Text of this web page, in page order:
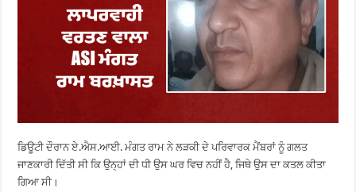
ਡਿਊਟੀ ਦੌਰਾਨ ਏ.ਐਸ.ਆਈ. ਮੰਗਤ ਰਾਮ ਨੇ ਲੜਕੀ ਦੇ ਪਰਿਵਾਰਕ ਮੈਂਬਰਾਂ ਨੂੰ ਗਲਤ
ਜਾਣਕਾਰੀ ਦਿੱਤੀ ਸੀ ਕਿ ਉਨ੍ਹਾਂ ਦੀ ਧੀ ਉਸ ਘਰ ਵਿਚ ਨਹੀਂ ਹੈ, ਜਿਥੇ ਉਸ ਦਾ ਕਤਲ ਕੀਤਾ
ਗਿਆ ਸੀ।